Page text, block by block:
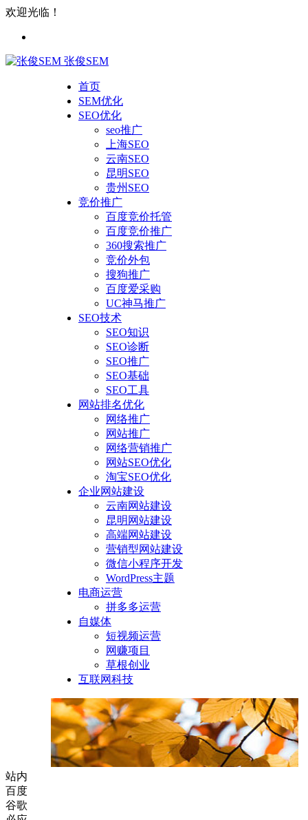
欢迎光临！
张俊SEM
首页
SEM优化
SEO优化
seo推广
上海SEO
云南SEO
昆明SEO
贵州SEO
竞价推广
百度竞价托管
百度竞价推广
360搜索推广
竞价外包
搜狗推广
百度爱采购
UC神马推广
SEO技术
SEO知识
SEO诊断
SEO推广
SEO基础
SEO工具
网站排名优化
网络推广
网站推广
网络营销推广
网站SEO优化
淘宝SEO优化
企业网站建设
云南网站建设
昆明网站建设
高端网站建设
营销型网站建设
微信小程序开发
WordPress主题
电商运营
拼多多运营
自媒体
短视频运营
网赚项目
草根创业
互联网科技
站内
百度
谷歌